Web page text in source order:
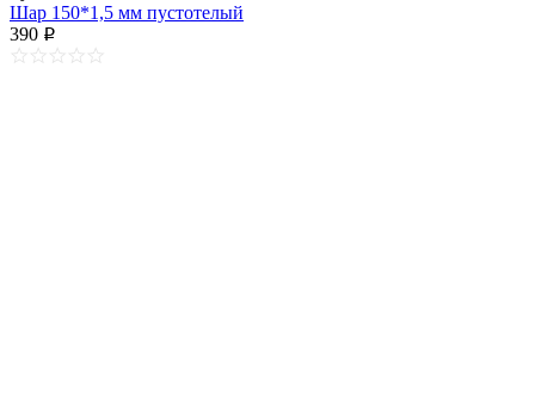
Шар 150*1,5 мм пустотелый
390 p